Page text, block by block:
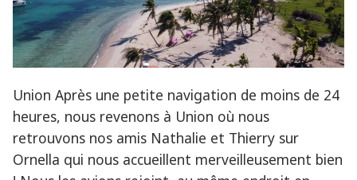
Union Après une petite navigation de moins de 24
heures, nous revenons à Union où nous
retrouvons nos amis Nathalie et Thierry sur
Ornella qui nous accueillent merveilleusement bien